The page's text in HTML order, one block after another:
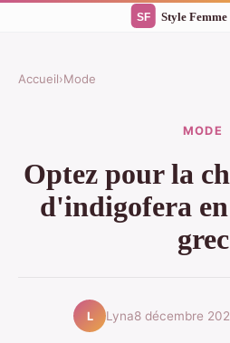
Accueil›Mode
MODE
Optez pour la
d'indigofera
grec
L Lyna8 décembre